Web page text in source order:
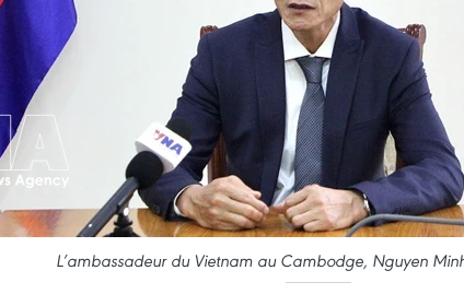
L’ambassadeur du Vietnam au Cambodge, Nguyen